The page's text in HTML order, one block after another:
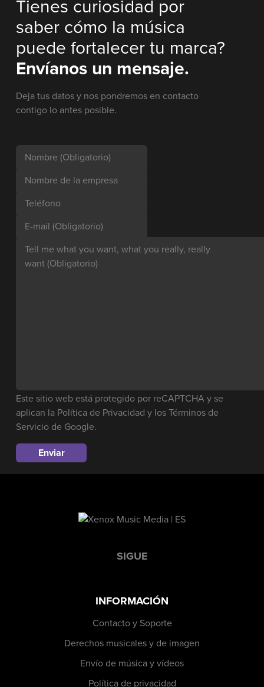
Tienes curiosidad por
saber cómo la música
puede fortalecer tu marca?
Envíanos un mensaje.
Deja tus datos y nos pondremos en contacto
contigo lo antes posible.
Nombre (Obligatorio)
Nombre de la empresa
Teléfono
E-mail (Obligatorio)
Tell me what you want, what you really, really
want (Obligatorio)
Este sitio web está protegido por reCAPTCHA y se
aplican la Política de Privacidad y losTérminos de
Servicio de Google.
SIGUE
INFORMACIÓN
Contacto y Soporte
Derechos musicales y de imagen
Envío de música y vídeos
Política de privacidad